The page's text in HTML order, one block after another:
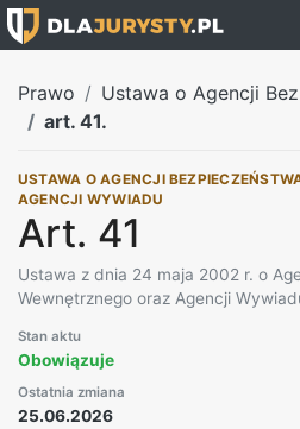
Prawo
Ustawa o Agencji
art. 41.
USTAWA O AGENCJI
AGENCJI WYWIADU
Art. 41
Ustawa z dnia 24 maja 2002 r. o
Wewnętrznego oraz Agencji
Stan aktu
Obowiązuje
Ostatnia zmiana
25.06.2026